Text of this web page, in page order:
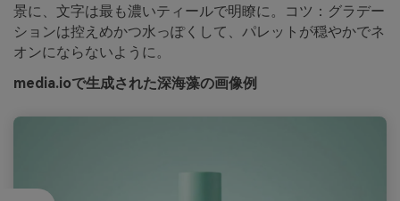
景に、文字は最も濃いティールで明瞭に。コツ：グラデー
ションは控えめかつ水っぽくして、パレットが穏やかでネ
オンにならないように。
media.ioで生成された深海藻の画像例